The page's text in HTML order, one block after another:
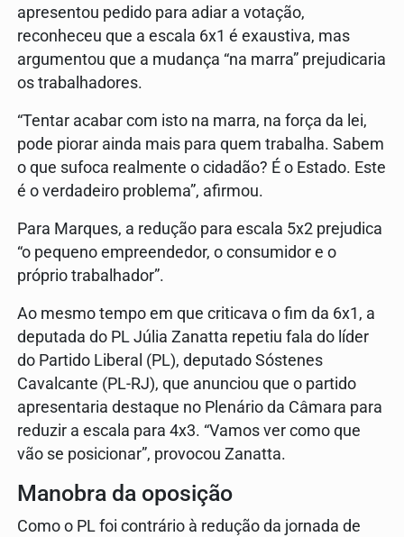
apresentou pedido para adiar a votação,
reconheceu que a escala 6x1 é exaustiva, mas
argumentou que a mudança “na marra” prejudicaria
os trabalhadores.
“Tentar acabar com isto na marra, na força da lei,
pode piorar ainda mais para quem trabalha. Sabem
o que sufoca realmente o cidadão? É o Estado. Este
é o verdadeiro problema”, afirmou.
Para Marques, a redução para escala 5x2 prejudica
“o pequeno empreendedor, o consumidor e o
próprio trabalhador”.
Ao mesmo tempo em que criticava o fim da 6x1, a
deputada do PL Júlia Zanatta repetiu fala do líder
do Partido Liberal (PL), deputado Sóstenes
Cavalcante (PL-RJ), que anunciou que o partido
apresentaria destaque no Plenário da Câmara para
reduzir a escala para 4x3. “Vamos ver como que
vão se posicionar”, provocou Zanatta.
Manobra da oposição
Como o PL foi contrário à redução da jornada de